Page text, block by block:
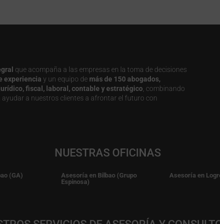
que acompaña a las empresas en la toma de decisiones
experiencia y un equipo de más de 150 abogados,
fiscal, laboral, contable y estratégico , combinando
ayudar a nuestros clientes a afrontar el futuro con
NUESTRAS OFICINAS
(GA)
Asesoría en Bilbao (Grupo
Espinosa)
Asesoría en